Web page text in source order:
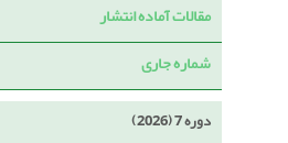
مقالات آماده انتشار
شماره جاری
دوره 7 (2026)